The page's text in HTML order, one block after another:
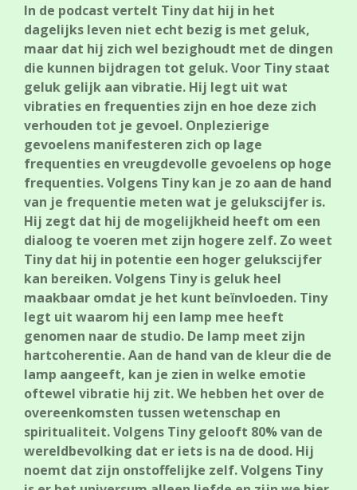
In de podcast vertelt Tiny dat hij in het
dagelijks leven niet echt bezig is met geluk,
maar dat hij zich wel bezighoudt met de dingen
die kunnen bijdragen tot geluk. Voor Tiny staat
geluk gelijk aan vibratie. Hij legt uit wat
vibraties en frequenties zijn en hoe deze zich
verhouden tot je gevoel. Onplezierige
gevoelens manifesteren zich op lage
frequenties en vreugdevolle gevoelens op hoge
frequenties. Volgens Tiny kan je zo aan de hand
van je frequentie meten wat je gelukscijfer is.
Hij zegt dat hij de mogelijkheid heeft om een
dialoog te voeren met zijn hogere zelf. Zo weet
Tiny dat hij in potentie een hoger gelukscijfer
kan bereiken. Volgens Tiny is geluk heel
maakbaar omdat je het kunt beïnvloeden. Tiny
legt uit waarom hij een lamp mee heeft
genomen naar de studio. De lamp meet zijn
hartcoherentie. Aan de hand van de kleur die de
lamp aangeeft, kan je zien in welke emotie
oftewel vibratie hij zit. We hebben het over de
overeenkomsten tussen wetenschap en
spiritualiteit. Volgens Tiny gelooft 80% van de
wereldbevolking dat er iets is na de dood. Hij
noemt dat zijn onstoffelijke zelf. Volgens Tiny